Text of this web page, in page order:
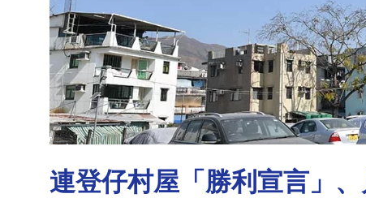
連登仔村屋「勝利宣言」